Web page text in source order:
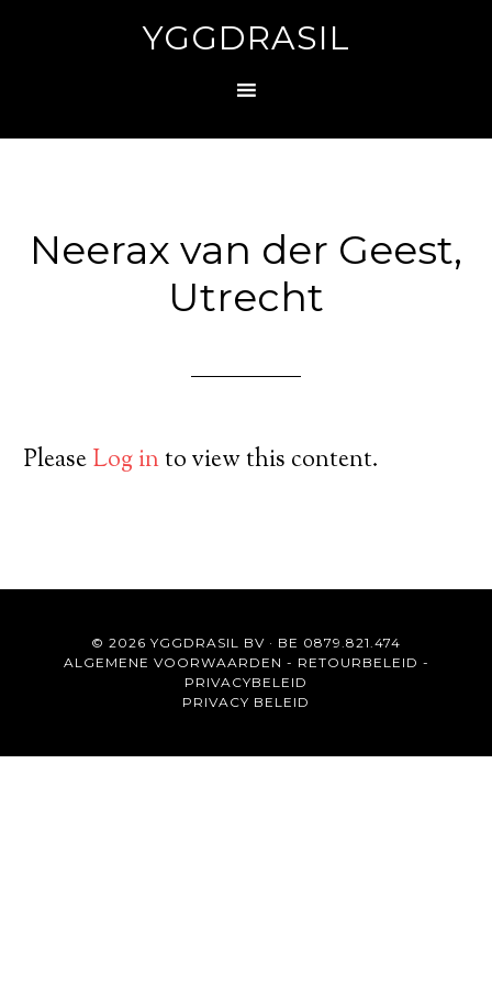
YGGDRASIL
Neerax van der Geest,
Utrecht
PleaseLog into view this content.
© 2026 YGGDRASIL BV · BE 0879.821.474
ALGEMENE VOORWAARDEN - RETOURBELEID -
PRIVACYBELEID
PRIVACY BELEID